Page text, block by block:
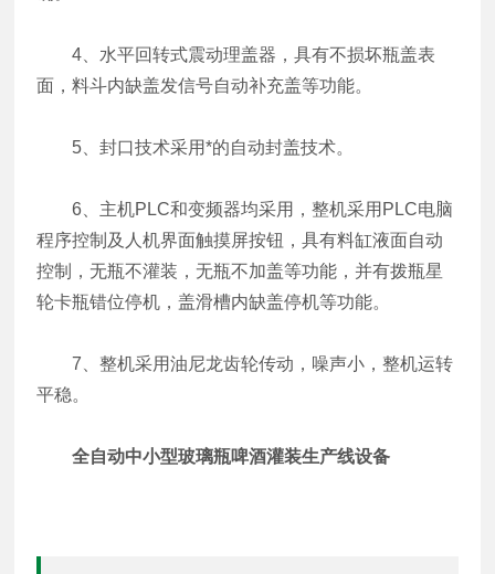
4、水平回转式震动理盖器，具有不损坏瓶盖表
面，料斗内缺盖发信号自动补充盖等功能。
5、封口技术采用*的自动封盖技术。
6、主机PLC和变频器均采用，整机采用PLC电脑
程序控制及人机界面触摸屏按钮，具有料缸液面自动
控制，无瓶不灌装，无瓶不加盖等功能，并有拨瓶星
轮卡瓶错位停机，盖滑槽内缺盖停机等功能。
7、整机采用油尼龙齿轮传动，噪声小，整机运转
平稳。
全自动中小型玻璃瓶啤酒灌装生产线设备